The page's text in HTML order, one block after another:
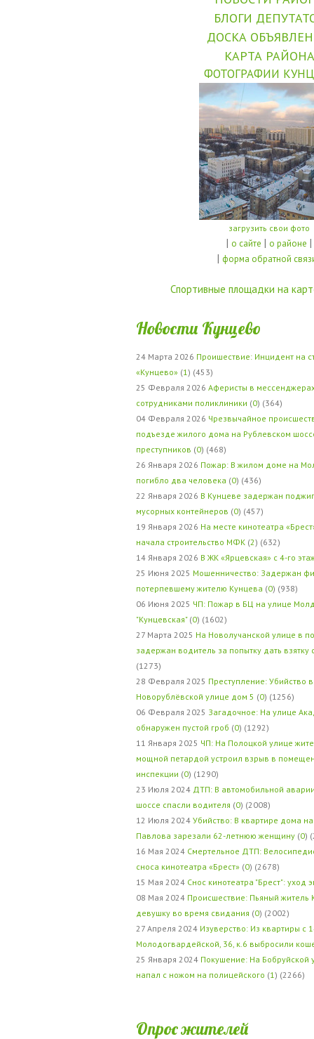
БЛОГИ
ДОСКА
КАРТА РАЙОНА
ФОТОГРАФИИ
загрузить свои фото
| о сайте | о районе |
| форма обратной
Спортивные площадки на
Новости Кунцево
24 Марта 2026 Проишествие: Инцидент на
«Кунцево» (1 ) (453)
25 Февраля 2026 Аферисты в
сотрудниками поликлиники (0) (364)
04 Февраля 2026 Чрезвычайное
подъезде жилого дома на Рублевском
преступников (0) (468)
26 Января 2026 Пожар: В жилом доме на
погибло два человека (0) (436)
22 Января 2026 В Кунцеве задержан
мусорных контейнеров (0) (457)
19 Января 2026 На месте кинотеатра
начала строительство МФК (2) (632)
14 Января 2026 В ЖК «Ярцевская» с 4-го
25 Июня 2025 Мошенничество: Задержан
потерпевшему жителю Кунцева (0) (938)
06 Июня 2025 ЧП: Пожар в БЦ на улице
"Кунцевская" (0) (1602)
27 Марта 2025 На Новолучанской улице в
задержан водитель за попытку дать
(1273)
28 Февраля 2025 Преступление: Убийство
Новорублёвской улице дом 5 (0) (1256)
06 Февраля 2025 Загадочное: На улице
обнаружен пустой гроб (0) (1292)
11 Января 2025 ЧП: На Полоцкой улице
мощной петардой устроил взрыв в
инспекции (0) (1290)
23 Июля 2024 ДТП: В автомобильной
шоссе спасли водителя (0) (2008)
12 Июля 2024 Убийство: В квартире дома
Павлова зарезали 62-летнюю женщину (0)
16 Мая 2024 Смертельное ДТП:
сноса кинотеатра «Брест» (0) (2678)
15 Мая 2024 Снос кинотеатра "Брест": уход
08 Мая 2024 Происшествие: Пьяный житель
девушку во время свидания (0) (2002)
27 Апреля 2024 Изуверство: Из квартиры с
Молодогвардейской, 36, к.6 выбросили
25 Января 2024 Покушение: На Бобруйской
напал с ножом на полицейского (1 ) (2266)
Опрос жителей